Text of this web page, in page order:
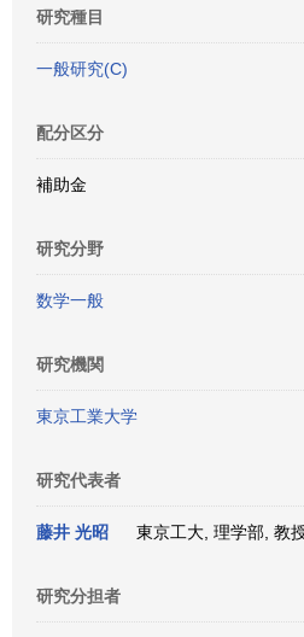
研究種目
一般研究(C)
配分区分
補助金
研究分野
数学一般
研究機関
東京工業大学
研究代表者
藤井 光昭 東京工大, 理学部, 教
研究分担者